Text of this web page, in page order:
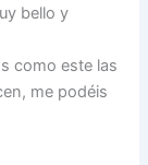
bello y
como este las
me podéis